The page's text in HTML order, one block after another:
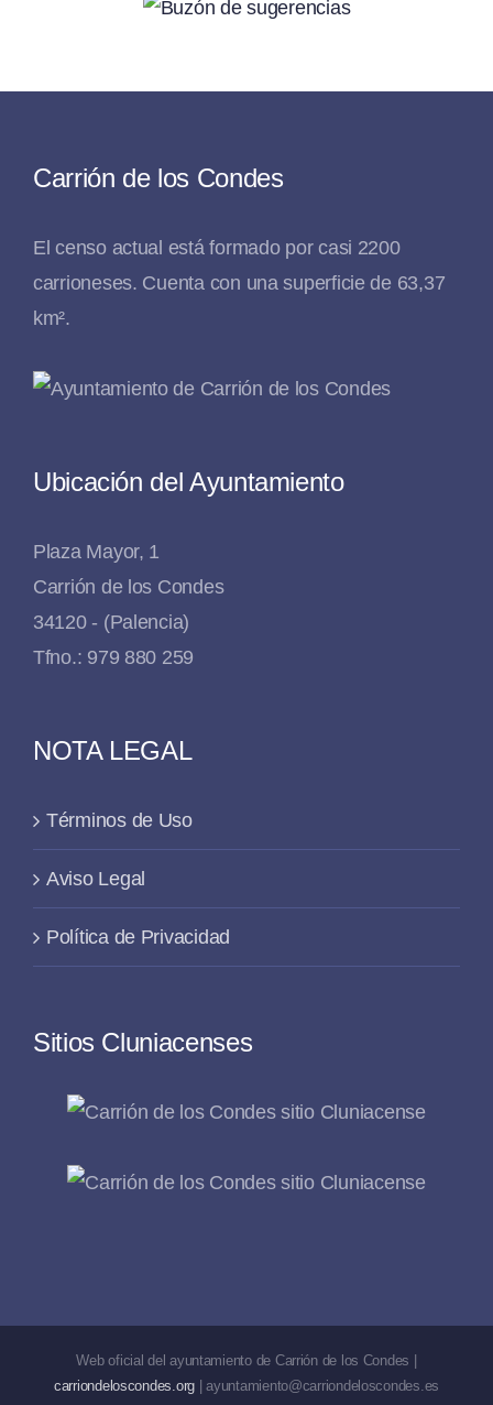
Carrión de los Condes
El censo actual está formado por casi 2200
carrioneses. Cuenta con una superficie de 63,37
km².
Ubicación del Ayuntamiento
Plaza Mayor, 1
Carrión de los Condes
34120 - (Palencia)
Tfno.: 979 880 259
NOTA LEGAL
Términos de Uso
Aviso Legal
Política de Privacidad
Sitios Cluniacenses
Web oficial del ayuntamiento de Carrión de los Condes |
carriondeloscondes.org | ayuntamiento@carriondeloscondes.es